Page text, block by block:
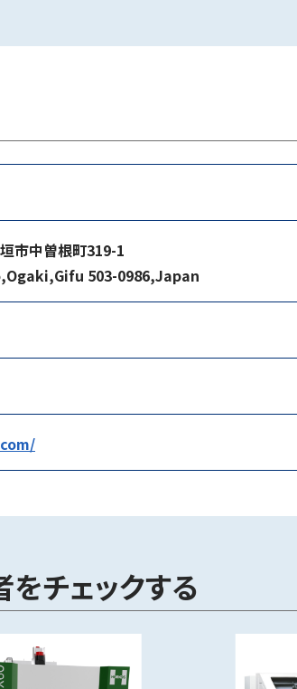
市中曽根町319-1
503-0986,Japan
チェックする